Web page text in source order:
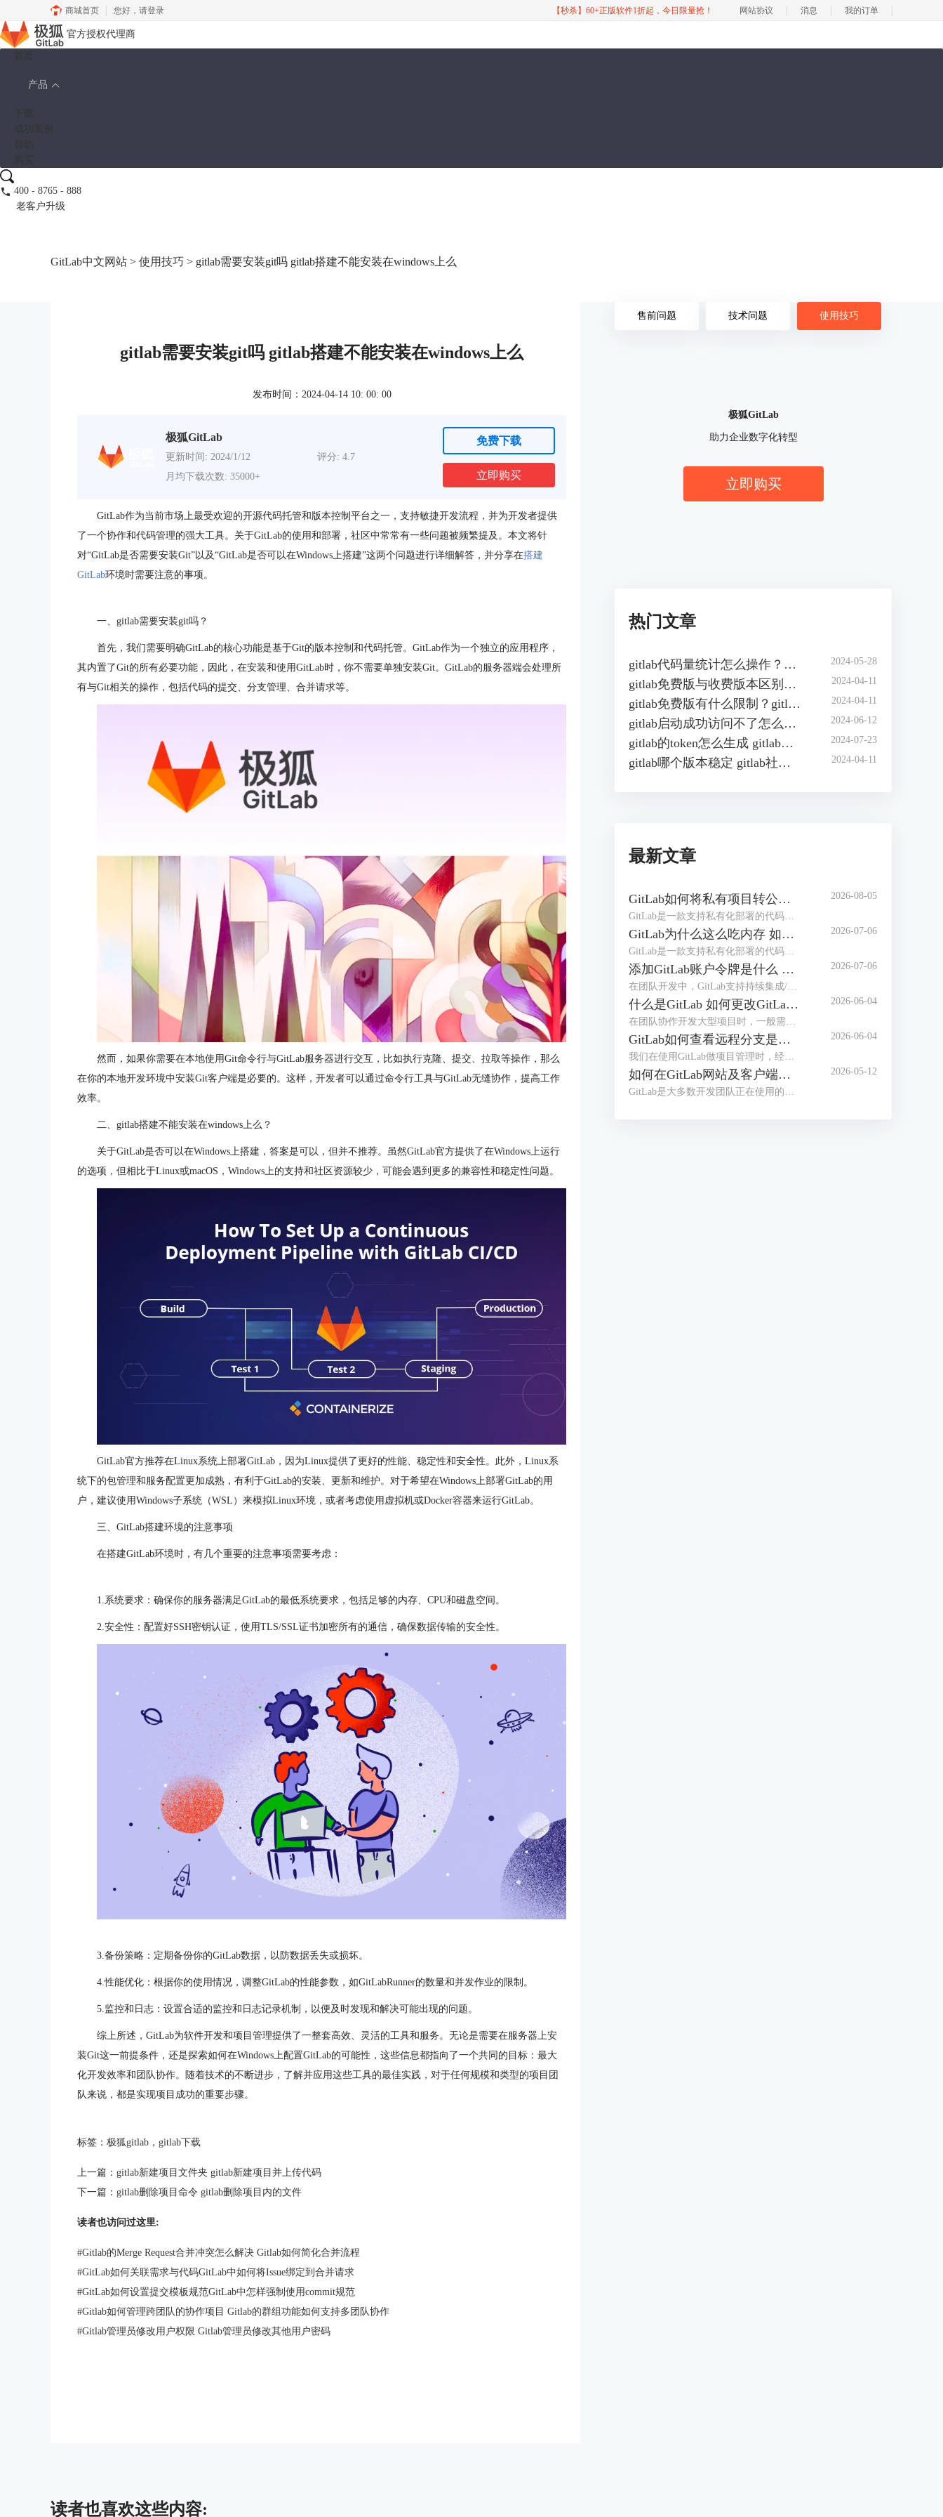
商城首页 您好， 请登录 【秒杀】60+正版软件1折起，今日限量抢！ 网站协议 消息 我的订单
官方授权代理商
产品
400 - 8765 - 888
老客户升级
GitLab中文网站 > 使用技巧 > gitlab需要安装git吗 gitlab搭建不能安装在windows上么
gitlab需要安装git吗 gitlab搭建不能安装在windows上么
发布时间：2024-04-14 10: 00: 00
极狐GitLab
更新时间: 2024/1/12
评分: 4.7
月均下载次数: 35000+
免费下载
立即购买
GitLab作为当前市场上最受欢迎的开源代码托管和版本控制平台之一，支持敏捷开发流程，并为开发者提供
了一个协作和代码管理的强大工具。关于GitLab的使用和部署，社区中常常有一些问题被频繁提及。本文将针
对“GitLab是否需要安装Git”以及“GitLab是否可以在Windows上搭建”这两个问题进行详细解答，并分享在搭建
GitLab环境时需要注意的事项。
一、gitlab需要安装git吗？
首先，我们需要明确GitLab的核心功能是基于Git的版本控制和代码托管。GitLab作为一个独立的应用程序，
其内置了Git的所有必要功能，因此，在安装和使用GitLab时，你不需要单独安装Git。GitLab的服务器端会处理所
有与Git相关的操作，包括代码的提交、分支管理、合并请求等。
然而，如果你需要在本地使用Git命令行与GitLab服务器进行交互，比如执行克隆、提交、拉取等操作，那么
在你的本地开发环境中安装Git客户端是必要的。这样，开发者可以通过命令行工具与GitLab无缝协作，提高工作
效率。
二、gitlab搭建不能安装在windows上么？
关于GitLab是否可以在Windows上搭建，答案是可以，但并不推荐。虽然GitLab官方提供了在Windows上运行
的选项，但相比于Linux或macOS，Windows上的支持和社区资源较少，可能会遇到更多的兼容性和稳定性问题。
GitLab官方推荐在Linux系统上部署GitLab，因为Linux提供了更好的性能、稳定性和安全性。此外，Linux系
统下的包管理和服务配置更加成熟，有利于GitLab的安装、更新和维护。对于希望在Windows上部署GitLab的用
户，建议使用Windows子系统（WSL）来模拟Linux环境，或者考虑使用虚拟机或Docker容器来运行GitLab。
三、GitLab搭建环境的注意事项
在搭建GitLab环境时，有几个重要的注意事项需要考虑：
1.系统要求：确保你的服务器满足GitLab的最低系统要求，包括足够的内存、CPU和磁盘空间。
2.安全性：配置好SSH密钥认证，使用TLS/SSL证书加密所有的通信，确保数据传输的安全性。
3.备份策略：定期备份你的GitLab数据，以防数据丢失或损坏。
4.性能优化：根据你的使用情况，调整GitLab的性能参数，如GitLabRunner的数量和并发作业的限制。
5.监控和日志：设置合适的监控和日志记录机制，以便及时发现和解决可能出现的问题。
综上所述，GitLab为软件开发和项目管理提供了一整套高效、灵活的工具和服务。无论是需要在服务器上安
装Git这一前提条件，还是探索如何在Windows上配置GitLab的可能性，这些信息都指向了一个共同的目标：最大
化开发效率和团队协作。随着技术的不断进步，了解并应用这些工具的最佳实践，对于任何规模和类型的项目团
队来说，都是实现项目成功的重要步骤。
标签： 极狐gitlab ， gitlab下载
上一篇： gitlab新建项目文件夹 gitlab新建项目并上传代码
下一篇： gitlab删除项目命令 gitlab删除项目内的文件
读者也访问过这里:
#Gitlab的Merge Request合并冲突怎么解决 Gitlab如何简化合并流程
#GitLab如何关联需求与代码GitLab中如何将Issue绑定到合并请求
#GitLab如何设置提交模板规范GitLab中怎样强制使用commit规范
#Gitlab如何管理跨团队的协作项目 Gitlab的群组功能如何支持多团队协作
#Gitlab管理员修改用户权限 Gitlab管理员修改其他用户密码
售前问题 技术问题 使用技巧
极狐GitLab
助力企业数字化转型
立即购买
热门文章
gitlab代码量统计怎么操作？如何在gitlab中自动统计代码行数？ 2024-05-28
gitlab免费版与收费版本区别？gitlab企业版怎样收费？ 2024-04-11
gitlab免费版有什么限制？gitlab免费版可以几人用？ 2024-04-11
gitlab启动成功访问不了怎么办？gitlab无法访问页面有哪些原因？ 2024-06-12
gitlab的token怎么生成 gitlab的access token怎么查询 2024-07-23
gitlab哪个版本稳定 gitlab社区版和企业版的区别 2024-04-11
最新文章
GitLab如何将私有项目转公开项目 GitLab如何将项目移到组中
GitLab是一款支持私有化部署的代码管理和协作平台，在实际工作中，创建项目仓库可能设置成了私有仓库，后期可能需要将其转为公共项目。或者随着项目团队扩张、部门调整，导致项目仓库杂乱，可以按照开发团队创建【组】，方便统一管理。下面本文将为大家介绍GitLab如何将私有项目转公开项目，GitLab如何将项目移到组中的相关内容。
2026-08-05
GitLab为什么这么吃内存 如何解决GitLab内存占用过大的问题
GitLab是一款支持私有化部署的代码托管平台，在日常使用时，可能会遇到GitLab的服务器内存占用率高，导致团队成员在提交代码、执行CI/CD构建时，GitLab页面加载卡顿、响应超时，在提交代码的高峰期、严重影响提交效率，甚至可能导致无法正常拉取、提交代码。本文将为大家介绍GitLab为什么这么吃内存，如何解决GitLab内存占用过大的问题的相关内容。
2026-07-06
添加GitLab账户令牌是什么 GitLab如何设置令牌
在团队开发中，GitLab支持持续集成/部署，并且支持本地私有化部署，是很多开发团队正在使用的代码管理工具。员工在使用GitLab拉取代码时，配置令牌可以免密登录，更加安全高效。那么GitLab令牌是什么，怎么设置令牌呢？本文将为大家介绍添加GitLab账户令牌是什么，GitLab如何设置令牌的相关内容。
2026-07-06
什么是GitLab 如何更改GitLab的初始密码
在团队协作开发大型项目时，一般需要使用项目管理工具，比较常用的是Gitee、GitLab等，如果对项目安全性要求较高，需要私有化部署，建议部署GitLab后团队之间使用。很多用户并不知道GitLab是什么，初次拿到GitLab账号后怎么修改初始化密码呢？本文将为大家介绍什么是GitLab，如何更改GitLab的初始密码的相关内容。
2026-06-04
GitLab如何查看远程分支是基于哪个分支创建的 GitLab怎么切换当前开发分支
我们在使用GitLab做项目管理时，经常会创建多个分支。合理的分支体系能够保证项目顺利推进，在使用分支时，我们需要知道远程分支的创建源头，从而知道代码之间的关系，避免合并冲突。拉取代码后，需要切换到指定分支开发，应该怎么切换分支呢？本文将为大家介绍GitLab如何查看远程分支是基于哪个分支创建的，GitLab怎么切换当前开发分支的相关内容。
2026-06-04
如何在GitLab网站及客户端同步修改个人密码 客户端怎么免密拉取代码
GitLab是大多数开发团队正在使用的开发工具，很多用户想要在开发工具（例如IDEA）中登录GitLab账户，从而可以快速拉取代码。如果GitLab网站修改了密码，怎么能实现开发工具客户端同步修改呢？每次拉取代码都需要输入密码的情况下，怎么做到免密拉取代码呢？本文将为大家介绍如何在GitLab网站及客户端同步修改个人密码，客户端怎么免密拉取代码的相关内容。
2026-05-12
读者也喜欢这些内容: